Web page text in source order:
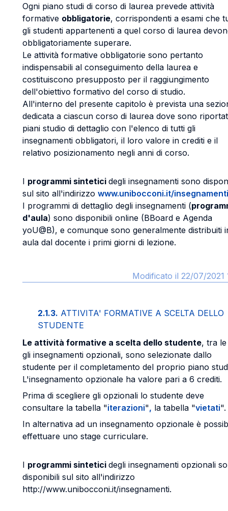
Ogni piano studi di corso di laurea prevede attività
formative obbligatorie, corrispondenti a esami che
gli studenti appartenenti a quel corso di laurea
obbligatoriamente superare.
Le attività formative obbligatorie sono pertanto
indispensabili al conseguimento della laurea e
costituiscono presupposto per il raggiungimento
dell'obiettivo formativo del corso di studio.
All'interno del presente capitolo è prevista una
dedicata a ciascun corso di laurea dove sono
piani studio di dettaglio con l'elenco di tutti gli
insegnamenti obbligatori, il loro valore in crediti e il
relativo posizionamento negli anni di corso.
I programmi sintetici degli insegnamenti sono
sul sito all'indirizzo www.unibocconi.it/
I programmi di dettaglio degli insegnamenti (
d'aula) sono disponibili online (BBoard e Agenda
yoU@B), e comunque sono generalmente distribuiti
aula dal docente i primi giorni di lezione.
Modificato il 22/07/2021
2.1.3. ATTIVITA' FORMATIVE A SCELTA DELLO
STUDENTE
Le attività formative a scelta dello studente, tra
gli insegnamenti opzionali, sono selezionate dallo
studente per il completamento del proprio piano
L'insegnamento opzionale ha valore pari a 6 crediti.
Prima di scegliere gli opzionali lo studente deve
consultare la tabella "iterazioni", la tabella "vietati".
In alternativa ad un insegnamento opzionale è
effettuare uno stage curriculare.
I programmi sintetici degli insegnamenti opzionali
disponibili sul sito all'indirizzo
http://www.unibocconi.it/insegnamenti.